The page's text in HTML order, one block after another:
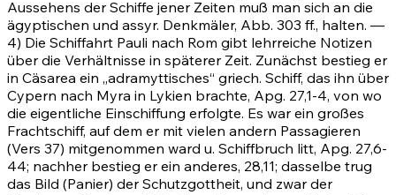
Aussehens der Schiffe jener Zeiten muß man sich an die
ägyptischen und assyr. Denkmäler, Abb. 303 ff., halten. —
4) Die Schiffahrt Pauli nach Rom gibt lehrreiche Notizen
über die Verhältnisse in späterer Zeit. Zunächst bestieg er
in Cäsarea ein „adramyttisches“ griech. Schiff, das ihn über
Cypern nach Myra in Lykien brachte, Apg. 27,1-4, von wo
die eigentliche Einschiffung erfolgte. Es war ein großes
Frachtschiff, auf dem er mit vielen andern Passagieren
(Vers 37) mitgenommen ward u. Schiffbruch litt, Apg. 27,6-
44; nachher bestieg er ein anderes, 28,11; dasselbe trug
das Bild (Panier) der Schutzgottheit, und zwar der